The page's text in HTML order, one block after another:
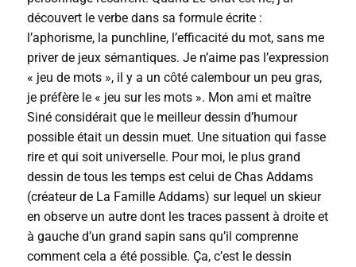
découvert le verbe dans sa formule écrite :
l’aphorisme, la punchline, l’efficacité du mot, sans me
priver de jeux sémantiques. Je n’aime pas l’expression
« jeu de mots », il y a un côté calembour un peu gras,
je préfère le « jeu sur les mots ». Mon ami et maître
Siné considérait que le meilleur dessin d’humour
possible était un dessin muet. Une situation qui fasse
rire et qui soit universelle. Pour moi, le plus grand
dessin de tous les temps est celui de Chas Addams
(créateur de La Famille Addams) sur lequel un skieur
en observe un autre dont les traces passent à droite et
à gauche d’un grand sapin sans qu’il comprenne
comment cela a été possible. Ça, c’est le dessin